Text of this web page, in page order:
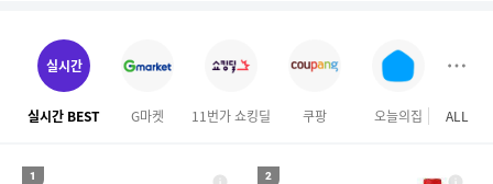
11 실외기없는 에어컨
14 나이키 운동화
16 미니인형뽑기기계 17 메가커피 18 차량햇빛가리개
에스티로더 더블 웨어 파운데이션 30ml(SPF10)
ALL
실시간
실시간 BEST G마켓 11번가 쇼킹딜 쿠팡 오늘의집 이마
1 2